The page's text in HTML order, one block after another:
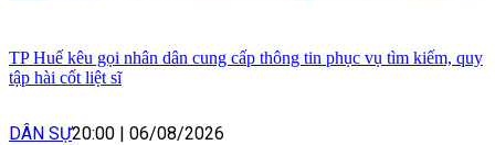
TP Huế kêu gọi nhân dân cung cấp thông tin phục vụ tìm kiếm, quy
tập hài cốt liệt sĩ
DÂN SỰ20:00 | 06/08/2026